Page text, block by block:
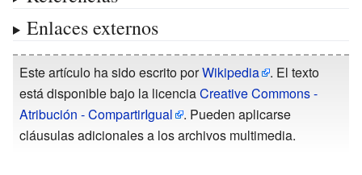
Enlaces externos
Este artículo ha sido escrito porWikipedia
. El texto
está disponible bajo la licenciaCreative Commons -
Atribución - CompartirIgual
. Pueden aplicarse
cláusulas adicionales a los archivos multimedia.